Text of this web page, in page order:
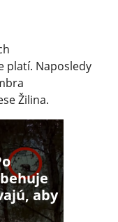
platí. Naposledy
Žilina.
aby